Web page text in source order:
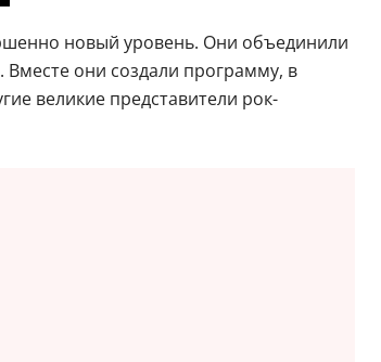
новый уровень. Они объединили
они создали программу, в
великие представители рок-